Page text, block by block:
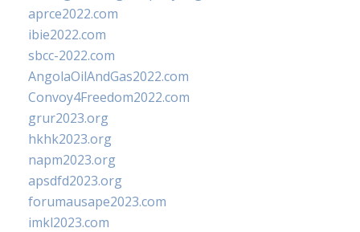
aprce2022.com
ibie2022.com
sbcc-2022.com
AngolaOilAndGas2022.com
Convoy4Freedom2022.com
grur2023.org
hkhk2023.org
napm2023.org
apsdfd2023.org
forumausape2023.com
imkl2023.com